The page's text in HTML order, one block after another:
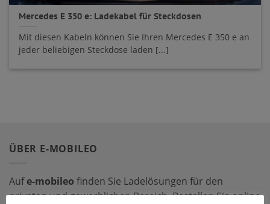
Mercedes E 350 e: Ladekabel für Steckdosen
Mit diesen Kabeln können Sie Ihren Mercedes E 350 e an
jeder beliebigen Steckdose laden [...]
ÜBER E-MOBILEO
Aufe-mobileo finden Sie Ladelösungen für den
privaten und gewerblichen Bereich. Bestellen Sie online